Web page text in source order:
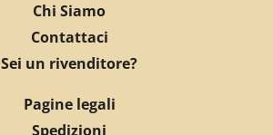
Chi Siamo
Contattaci
Sei un rivenditore?
Pagine legali
Spedizioni